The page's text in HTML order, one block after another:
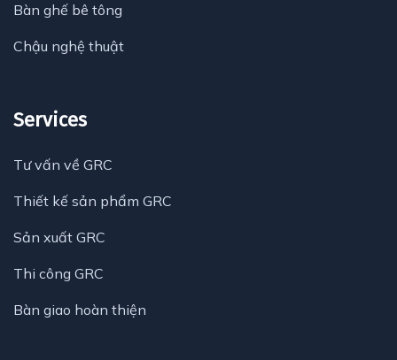
Bàn ghế bê tông
Chậu nghệ thuật
Services
Tư vấn về GRC
Thiết kế sản phẩm GRC
Sản xuất GRC
Thi công GRC
Bàn giao hoàn thiện